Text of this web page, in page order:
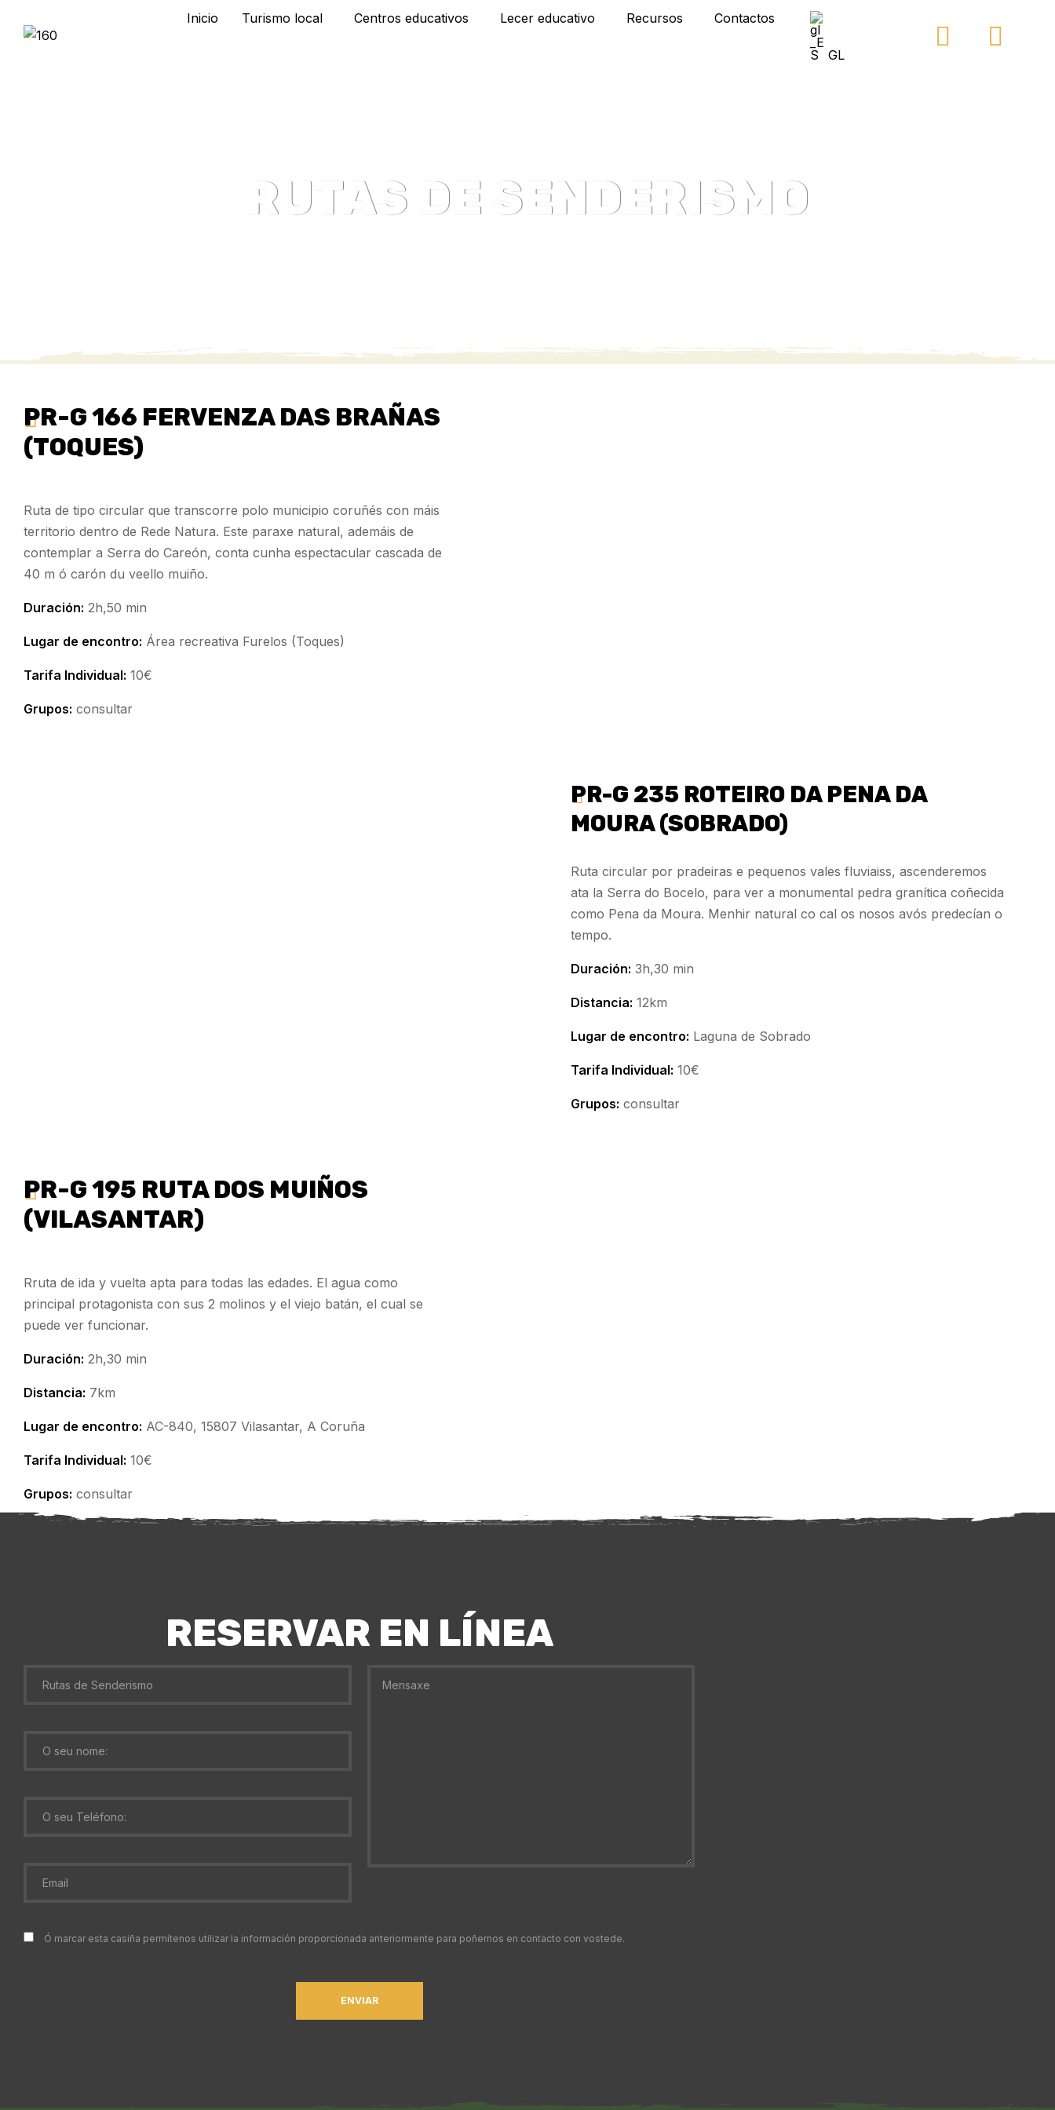
Inicio Turismo local Centros educativos Lecer educativo Recursos Contactos
GL
RUTAS DE SENDERISMO
PR-G 166 FERVENZA DAS BRAÑAS
(TOQUES)
Ruta de tipo circular que transcorre polo municipio coruñés con máis
territorio dentro de Rede Natura. Este paraxe natural, ademáis de
contemplar a Serra do Careón, conta cunha espectacular cascada de
40 m ó carón du veello muiño.
Duración: 2h,50 min
Lugar de encontro: Área recreativa Furelos (Toques)
Tarifa Individual: 10€
Grupos: consultar
PR-G 235 ROTEIRO DA PENA DA
MOURA (SOBRADO)
Ruta circular por pradeiras e pequenos vales fluviaiss, ascenderemos
ata la Serra do Bocelo, para ver a monumental pedra granítica coñecida
como Pena da Moura. Menhir natural co cal os nosos avós predecían o
tempo.
Duración: 3h,30 min
Distancia: 12km
Lugar de encontro: Laguna de Sobrado
Tarifa Individual: 10€
Grupos: consultar
PR-G 195 RUTA DOS MUIÑOS
(VILASANTAR)
Rruta de ida y vuelta apta para todas las edades. El agua como
principal protagonista con sus 2 molinos y el viejo batán, el cual se
puede ver funcionar.
Duración: 2h,30 min
Distancia: 7km
Lugar de encontro: AC-840, 15807 Vilasantar, A Coruña
Tarifa Individual: 10€
Grupos: consultar
RESERVAR EN LÍNEA
Ó marcar esta casiña permítenos utilizar la información proporcionada anteriormente para poñernos en contacto con vostede.
ENVIAR